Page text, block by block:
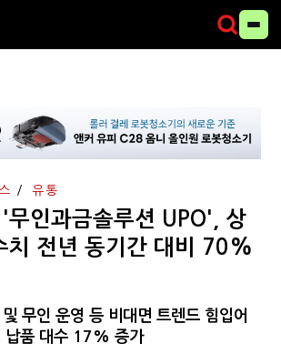
유통
무인과금솔루션 UPO', 상
치 전년 동기간 대비 70%
무인 운영 등 비대면 트렌드 힘입어
품 대수 17% 증가